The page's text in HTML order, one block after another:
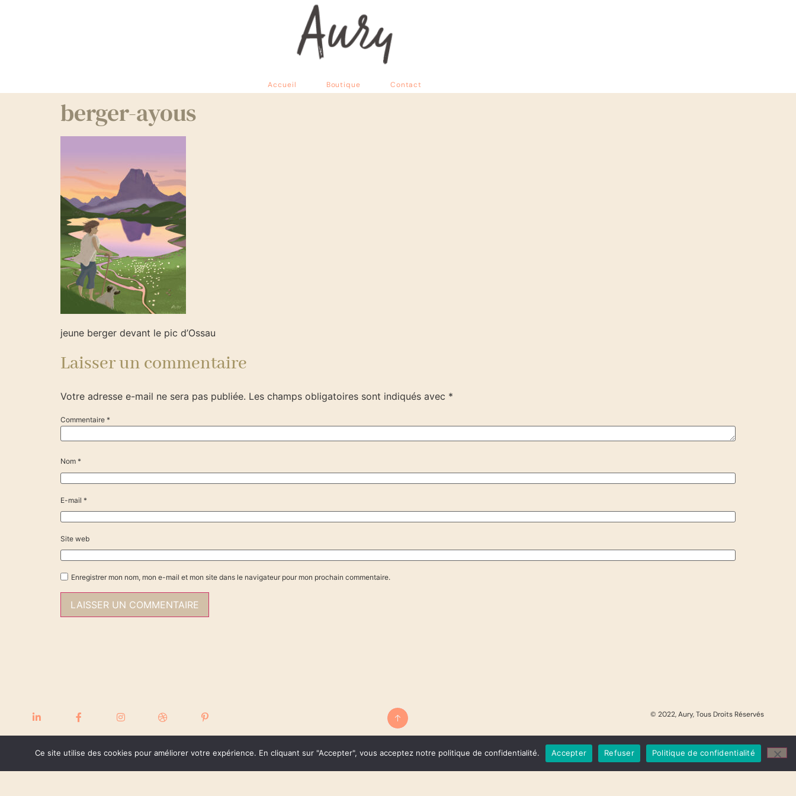
Accueil Boutique Contact
berger-ayous
jeune berger devant le pic d’Ossau
Laisser un commentaire
Votre adresse e-mail ne sera pas publiée. Les champs obligatoires sont indiqués avec *
Commentaire *
Nom *
E-mail *
Site web
Enregistrer mon nom, mon e-mail et mon site dans le navigateur pour mon prochain commentaire.
© 2022, Aury, Tous Droits Réservés
Ce site utilise des cookies pour améliorer votre expérience. En cliquant sur "Accepter", vous acceptez notre politique de confidentialité. Accepter Refuser Politique de confidentialité